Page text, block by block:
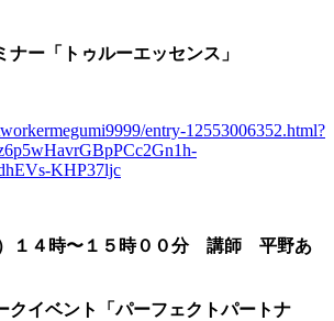
ー「トゥルーエッセンス」
entry-12553006352.html?
KHP37ljc
）１４時〜１５時００分 講師 平野あ
クイベント「パーフェクトパートナ